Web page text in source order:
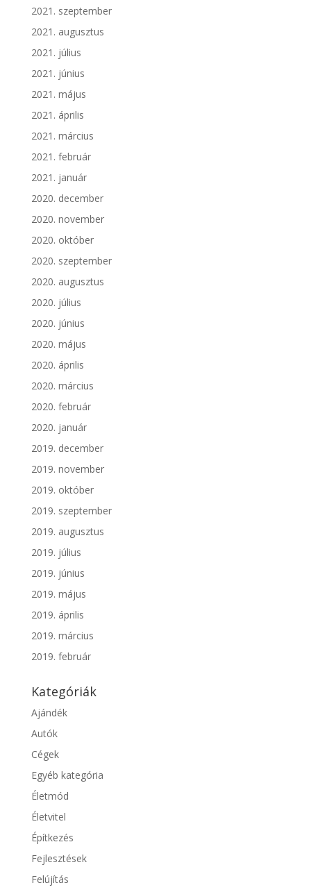
2021. szeptember
2021. augusztus
2021. július
2021. június
2021. május
2021. április
2021. március
2021. február
2021. január
2020. december
2020. november
2020. október
2020. szeptember
2020. augusztus
2020. július
2020. június
2020. május
2020. április
2020. március
2020. február
2020. január
2019. december
2019. november
2019. október
2019. szeptember
2019. augusztus
2019. július
2019. június
2019. május
2019. április
2019. március
2019. február
Kategóriák
Ajándék
Autók
Cégek
Egyéb kategória
Életmód
Életvitel
Építkezés
Fejlesztések
Felújítás